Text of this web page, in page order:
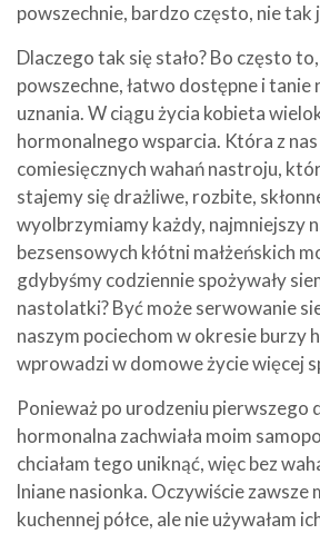
powszechnie, bardzo często, nie tak
Dlaczego tak się stało? Bo często
powszechne, łatwo dostępne i tanie
uznania. W ciągu życia kobieta
hormonalnego wsparcia. Która z nas
comiesięcznych wahań nastroju,
stajemy się drażliwe, rozbite,
wyolbrzymiamy każdy, najmniejszy
bezsensowych kłótni małżeńskich
gdybyśmy codziennie spożywały
nastolatki? Być może serwowanie
naszym pociechom w okresie burzy
wprowadzi w domowe życie więcej
Ponieważ po urodzeniu pierwszego
hormonalna zachwiała moim
chciałam tego uniknąć, więc bez
lniane nasionka. Oczywiście zawsze
kuchennej półce, ale nie używałam